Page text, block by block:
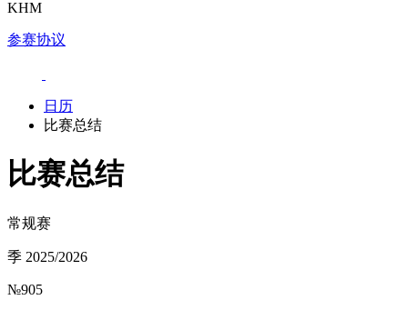
KHM
参赛协议
日历
比赛总结
比赛总结
常规赛
季 2025/2026
№905